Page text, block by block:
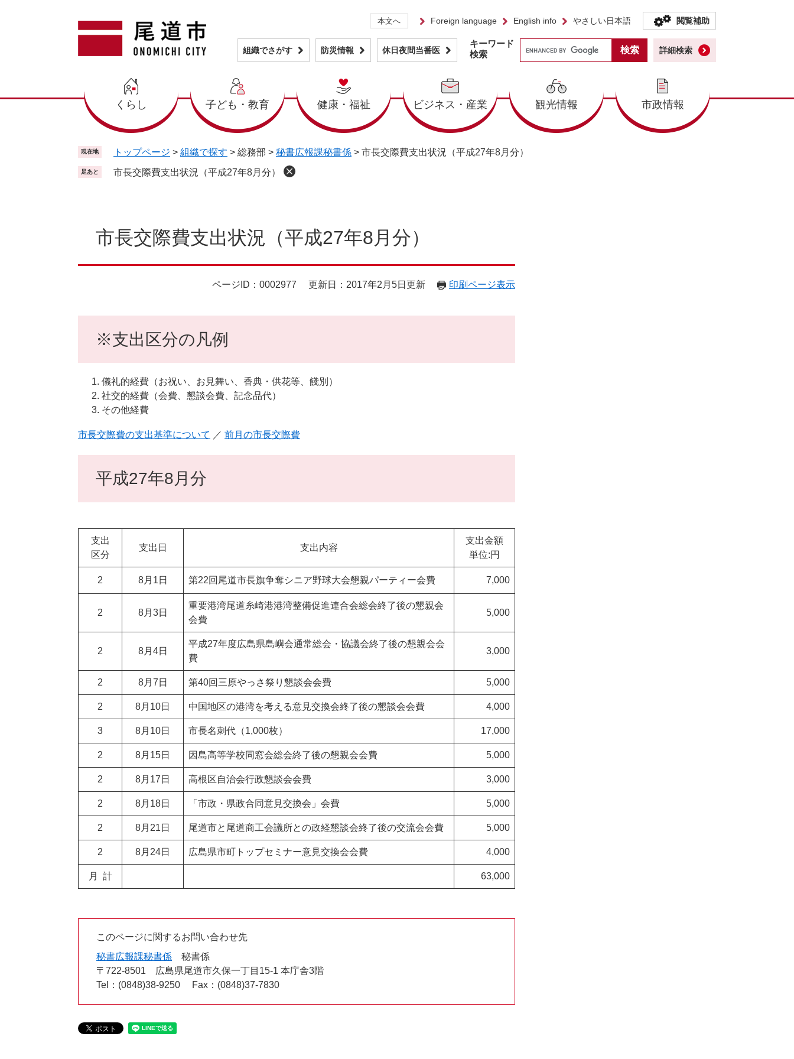
本文へ Foreign language English info やさしい日本語 閲覧補助
組織でさがす 防災情報 休日夜間当番医
くらし 子ども・教育 健康・福祉 ビジネス・産業 観光情報 市政情報
キーワード
検索
詳細検索
現在地 トップページ > 組織で探す > 総務部 > 秘書広報課秘書係 > 市長交際費支出状況（平成27年8月分）
足あと 市長交際費支出状況（平成27年8月分）
市長交際費支出状況（平成27年8月分）
ページID：0002977 更新日：2017年2月5日更新 印刷ページ表示
※支出区分の凡例
儀礼的経費（お祝い、お見舞い、香典・供花等、餞別）
社交的経費（会費、懇談会費、記念品代）
その他経費
市長交際費の支出基準について ／ 前月の市長交際費
平成27年8月分
支出
区分
支出日 支出内容
支出金額
単位:円
2 8月1日 第22回尾道市長旗争奪シニア野球大会懇親パーティー会費 7,000
2 8月3日
重要港湾尾道糸崎港港湾整備促進連合会総会終了後の懇親会
会費
5,000
2 8月4日
平成27年度広島県島嶼会通常総会・協議会終了後の懇親会会
費
3,000
2 8月7日 第40回三原やっさ祭り懇談会会費 5,000
2 8月10日 中国地区の港湾を考える意見交換会終了後の懇談会会費 4,000
3 8月10日 市長名刺代（1,000枚） 17,000
2 8月15日 因島高等学校同窓会総会終了後の懇親会会費 5,000
2 8月17日 高根区自治会行政懇談会会費 3,000
2 8月18日 「市政・県政合同意見交換会」会費 5,000
2 8月21日 尾道市と尾道商工会議所との政経懇談会終了後の交流会会費 5,000
2 8月24日 広島県市町トップセミナー意見交換会会費 4,000
月 計 63,000
このページに関するお問い合わせ先
秘書広報課秘書係
秘書係
〒722-8501
広島県尾道市久保一丁目15-1 本庁舎3階
Tel：(0848)38-9250
Fax：(0848)37-7830